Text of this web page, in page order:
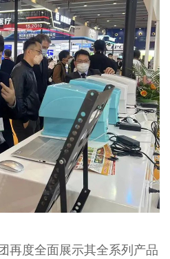
再度全面展示其全系列产品